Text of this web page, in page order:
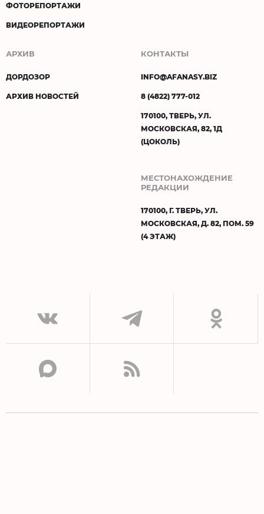
ФОТОРЕПОРТАЖИ
ВИДЕОРЕПОРТАЖИ
АРХИВ
ДОРДОЗОР
АРХИВ НОВОСТЕЙ
КОНТАКТЫ
INFO@AFANASY.BIZ
8 (4822) 777-012
170100, ТВЕРЬ, УЛ.
МОСКОВСКАЯ, 82, 1Д
(ЦОКОЛЬ)
МЕСТОНАХОЖДЕНИЕ
РЕДАКЦИИ
170100, Г. ТВЕРЬ, УЛ.
МОСКОВСКАЯ, Д. 82, ПОМ. 59
(4 ЭТАЖ)